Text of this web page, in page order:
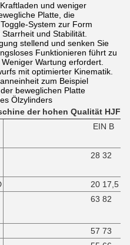
und weniger
Platte, die
System zur Form
und Stabilität.
stellend und senken Sie
Funktionieren führt zu
Wartung erfordert.
mit optimierter Kinematik.
zum Beispiel
beweglichen Platte
Ölzylinders
der hohen Qualität
EIN B
28 32
20 17,5
63 82
57 73